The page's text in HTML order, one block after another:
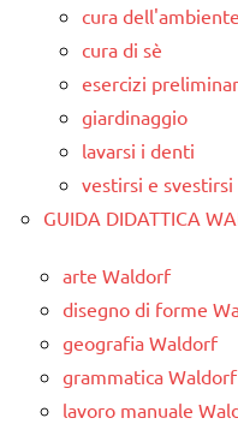
cura dell'ambiente
cura di sè
esercizi
giardinaggio
lavarsi i denti
vestirsi e svestirsi
GUIDA DIDATTICA
arte Waldorf
disegno di forme
geografia Waldorf
grammatica Waldorf
lavoro manuale